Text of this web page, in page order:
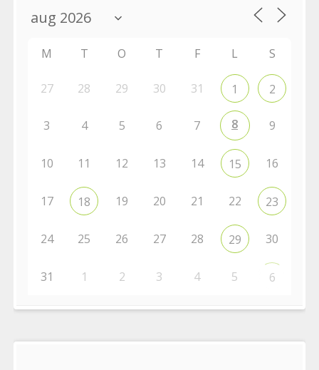
M T O T F L S
27 28 29 30 31 1 2
3 4 5 6 7 8 9
10 11 12 13 14 15 16
17 18 19 20 21 22 23
24 25 26 27 28 29 30
31 1 2 3 4 5 6